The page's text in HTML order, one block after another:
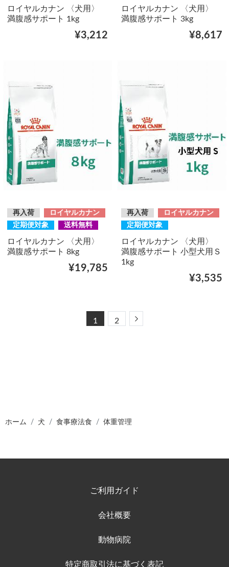
ロイヤルカナン 〈犬用〉
満腹感サポート 1kg
¥3,212
ロイヤルカナン 〈犬用〉
満腹感サポート 3kg
¥8,617
再入荷
ロイヤルカナン
定期便対象
送料無料
ロイヤルカナン 〈犬用〉
満腹感サポート 8kg
¥19,785
再入荷
ロイヤルカナン
定期便対象
ロイヤルカナン 〈犬用〉
満腹感サポート 小型犬用Ｓ
1kg
¥3,535
1 2 Next
ホーム 犬 食事療法食 体重管理
ご利用ガイド
会社概要
動物病院
特定商取引法に基づく表記